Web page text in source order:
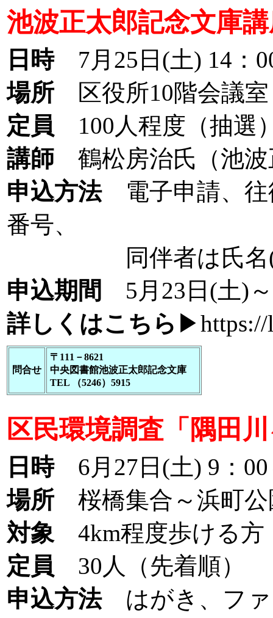
池波正太郎記念文庫
日時7月25日(土) 14：
場所 区役所10階会議室
定員 100人程度（抽選
講師 鶴松房治氏（池波
申込方法電子申請、往
番号、
同伴者は氏名(ふ
申込期間
5月23日(土)
詳しくはこちら ▶
問合せ
〒111－8621
中央図書館池波正太郎記念文庫
TEL （5246）5915
区民環境調査「隅田
日時6月27日(土) 9：00
場所 桜橋集合～浜町公
対象4km程度歩ける方
定員 30人（先着順）
申込方法はがき、ファ